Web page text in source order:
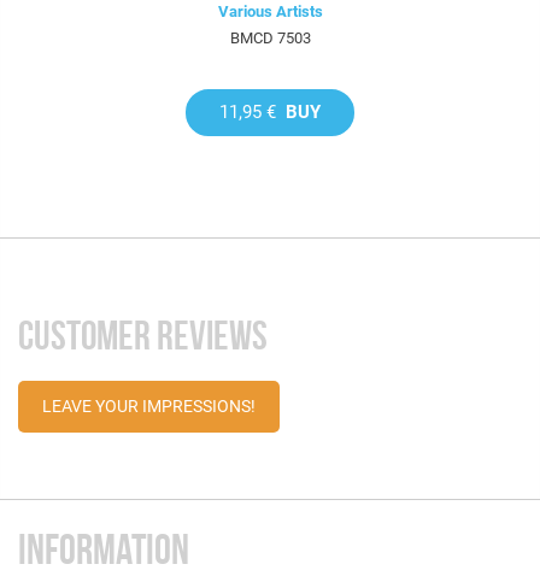
Various Artists
BMCD 7503
11,95 € BUY
CUSTOMER REVIEWS
LEAVE YOUR IMPRESSIONS!
INFORMATION